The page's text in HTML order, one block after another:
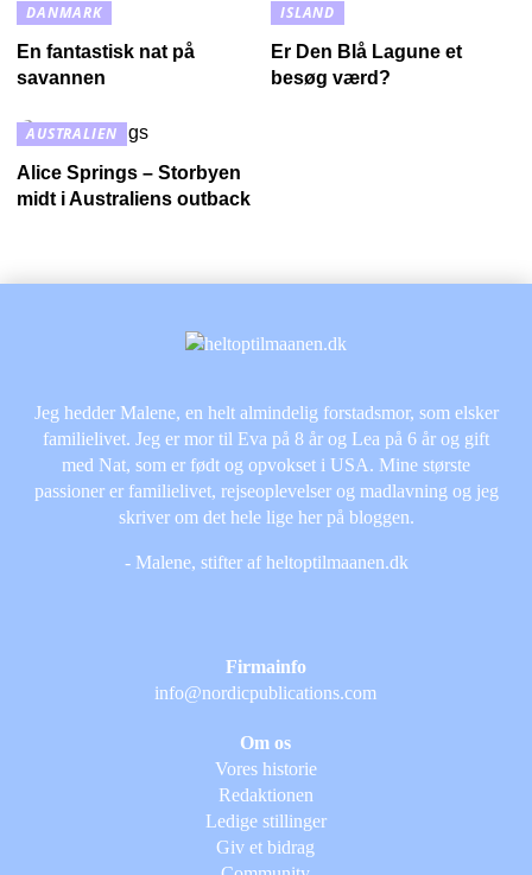
DANMARK
En fantastisk nat på
savannen
ISLAND
Er Den Blå Lagune et
besøg værd?
AUSTRALIEN
Alice Springs – Storbyen
midt i Australiens outback
Jeg hedder Malene, en helt almindelig forstadsmor, som elsker
familielivet. Jeg er mor til Eva på 8 år og Lea på 6 år og gift
med Nat, som er født og opvokset i USA. Mine største
passioner er familielivet, rejseoplevelser og madlavning og jeg
skriver om det hele lige her på bloggen.
- Malene, stifter af heltoptilmaanen.dk
Firmainfo
info@nordicpublications.com
Om os
Vores historie
Redaktionen
Ledige stillinger
Giv et bidrag